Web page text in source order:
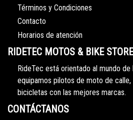
Términos y Condiciones
Contacto
Horarios de atención
RIDETEC MOTOS & BIKE STORE
RideTec está orientado al mundo de
equipamos pilotos de moto de
bicicletas con las mejores marcas.
CONTÁCTANOS